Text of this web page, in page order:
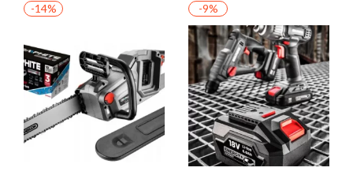
-14% -9%